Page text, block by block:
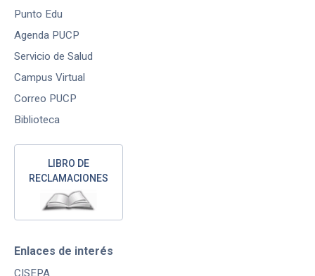
Punto Edu
Agenda PUCP
Servicio de Salud
Campus Virtual
Correo PUCP
Biblioteca
LIBRO DE
RECLAMACIONES
Enlaces de interés
CISEPA